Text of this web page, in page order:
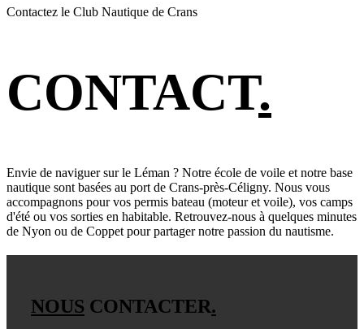
Contactez le Club Nautique de Crans
CONTACT.
Envie de naviguer sur le Léman ? Notre école de voile et notre base
nautique sont basées au port de Crans-près-Céligny. Nous vous
accompagnons pour vos permis bateau (moteur et voile), vos camps
d'été ou vos sorties en habitable. Retrouvez-nous à quelques minutes
de Nyon ou de Coppet pour partager notre passion du nautisme.
NOUS CONTACTER.